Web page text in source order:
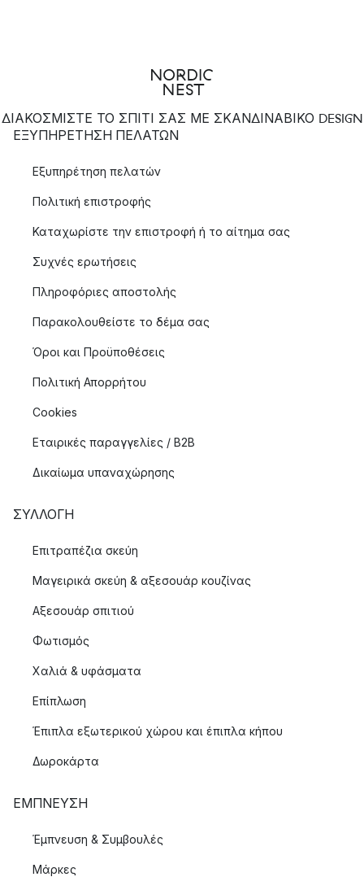
ΔΙΑΚΟΣΜΙΣΤΕ ΤΟ ΣΠΙΤΙ ΣΑΣ ΜΕ ΣΚΑΝΔΙΝΑΒΙΚΟ DESIGN
ΕΞΥΠΗΡΈΤΗΣΗ ΠΕΛΑΤΏΝ
Εξυπηρέτηση πελατών
Πολιτική επιστροφής
Καταχωρίστε την επιστροφή ή το αίτημα σας
Συχνές ερωτήσεις
Πληροφόριες αποστολής
Παρακολουθείστε το δέμα σας
Όροι και Προϋποθέσεις
Πολιτική Απορρήτου
Cookies
Εταιρικές παραγγελίες / B2B
Δικαίωμα υπαναχώρησης
ΣΥΛΛΟΓΉ
Επιτραπέζια σκεύη
Μαγειρικά σκεύη & αξεσουάρ κουζίνας
Αξεσουάρ σπιτιού
Φωτισμός
Χαλιά & υφάσματα
Επίπλωση
Έπιπλα εξωτερικού χώρου και έπιπλα κήπου
Δωροκάρτα
ΈΜΠΝΕΥΣΗ
Έμπνευση & Συμβουλές
Μάρκες